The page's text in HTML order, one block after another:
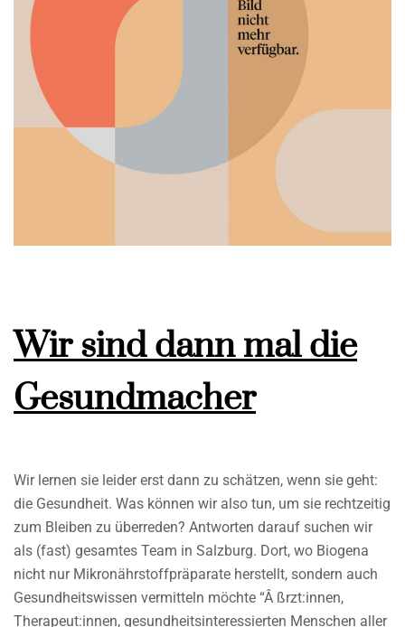
Wir sind dann mal die
Gesundmacher
Wir lernen sie leider erst dann zu schätzen, wenn sie geht:
die Gesundheit. Was können wir also tun, um sie rechtzeitig
zum Bleiben zu überreden? Antworten darauf suchen wir
als (fast) gesamtes Team in Salzburg. Dort, wo Biogena
nicht nur Mikronährstoffpräparate herstellt, sondern auch
Gesundheitswissen vermitteln möchte “Â ßrzt:innen,
Therapeut:innen, gesundheitsinteressierten Menschen aller